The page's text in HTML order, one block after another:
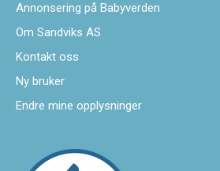
Annonsering på Babyverden
Om Sandviks AS
Kontakt oss
Ny bruker
Endre mine opplysninger